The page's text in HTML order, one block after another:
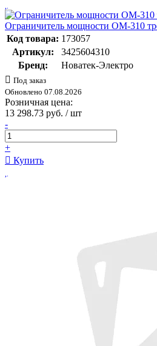
Ограничитель мощности ОМ-310
Код товара: 173057
Артикул:
3425604310
Бренд:
Новатек-Электро
Под заказ
Обновлено 07.08.2026
Розничная цена:
13 298.73 руб. / шт
-
+
Купить